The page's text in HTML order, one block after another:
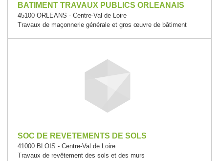
BATIMENT TRAVAUX PUBLICS ORLEANAIS
45100 ORLEANS - Centre-Val de Loire
Travaux de maçonnerie générale et gros œuvre de bâtiment
SOC DE REVETEMENTS DE SOLS
41000 BLOIS - Centre-Val de Loire
Travaux de revêtement des sols et des murs